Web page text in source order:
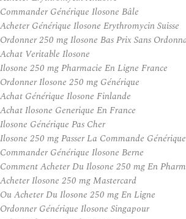
Commander Générique Ilosone Bâle
Acheter Générique Ilosone Erythromycin Suisse
Ordonner 250 mg Ilosone Bas Prix Sans
Achat Veritable Ilosone
Ilosone 250 mg Pharmacie En Ligne France
Ordonner Ilosone 250 mg Générique
Achat Générique Ilosone Finlande
Achat Ilosone Generique En France
Ilosone Générique Pas Cher
Ilosone 250 mg Passer La Commande Générique
Commander Générique Ilosone Berne
Comment Acheter Du Ilosone 250 mg En
Acheter Ilosone 250 mg Mastercard
Ou Acheter Du Ilosone 250 mg En Ligne
Ordonner Générique Ilosone Singapour